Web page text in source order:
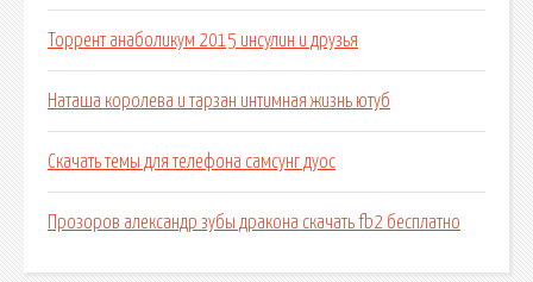
Торрент анаболикум 2015 инсулин и друзья
Наташа королева и тарзан интимная жизнь ютуб
Скачать темы для телефона самсунг дуос
Прозоров александр зубы дракона скачать fb2 бесплатно